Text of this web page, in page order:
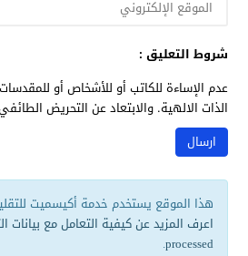
شروط التعليق :
عدم الإساءة للكاتب أو للأشخاص أو
الذات الالهية. والابتعاد عن التحريض
هذا الموقع يستخدم خدمة أكيسميت
اعرف المزيد عن كيفية التعامل مع بيانات
processed
.